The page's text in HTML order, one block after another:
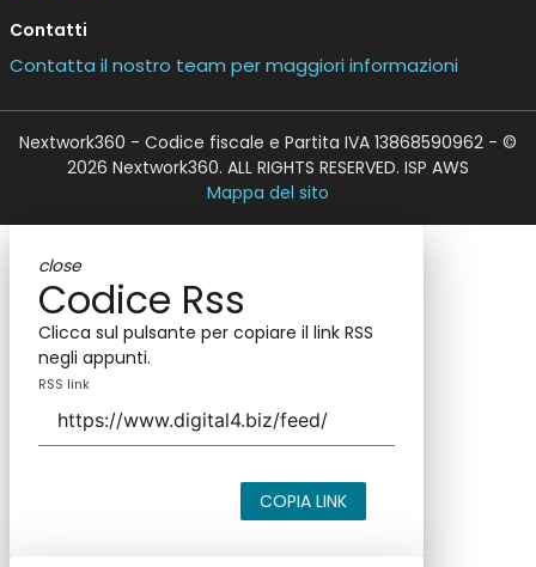
Contatti
Contatta il nostro team per maggiori informazioni
Nextwork360 - Codice fiscale e Partita IVA 13868590962 - ©
2026 Nextwork360. ALL RIGHTS RESERVED. ISP AWS
Mappa del sito
close
Codice Rss
Clicca sul pulsante per copiare il link RSS
negli appunti.
RSS link
COPIA LINK